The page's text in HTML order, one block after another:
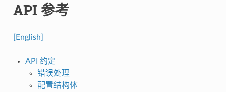
API 参考
[English]
API 约定
错误处理
配置结构体